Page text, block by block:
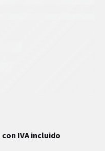
IVA incluido